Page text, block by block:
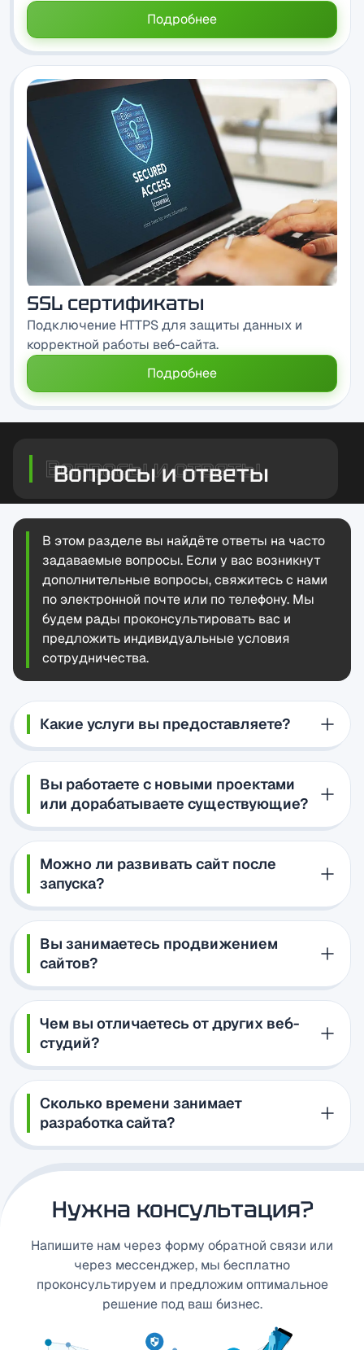
Подробнее
SSL сертификаты
Подключение HTTPS для защиты данных и
корректной работы веб-сайта.
Подробнее
Вопросы и ответы
В этом разделе вы найдёте ответы на часто
задаваемые вопросы. Если у вас возникнут
дополнительные вопросы, свяжитесь с нами
по электронной почте или по телефону. Мы
будем рады проконсультировать вас и
предложить индивидуальные условия
сотрудничества.
Какие услуги вы предоставляете?
Вы работаете с новыми проектами
или дорабатываете существующие?
Можно ли развивать сайт после
запуска?
Вы занимаетесь продвижением
сайтов?
Чем вы отличаетесь от других веб-
студий?
Сколько времени занимает
разработка сайта?
Нужна консультация?
Напишите нам через форму обратной связи или
через мессенджер, мы бесплатно
проконсультируем и предложим оптимальное
решение под ваш бизнес.